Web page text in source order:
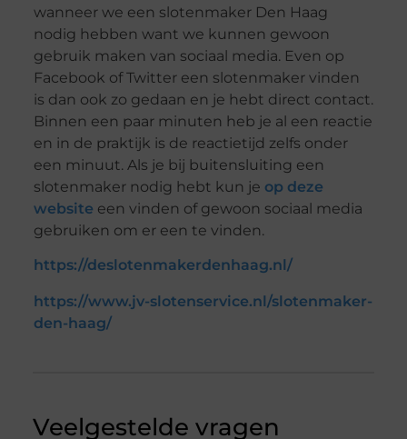
wanneer we een slotenmaker Den Haag
nodig hebben want we kunnen gewoon
gebruik maken van sociaal media. Even op
Facebook of Twitter een slotenmaker vinden
is dan ook zo gedaan en je hebt direct contact.
Binnen een paar minuten heb je al een reactie
en in de praktijk is de reactietijd zelfs onder
een minuut. Als je bij buitensluiting een
slotenmaker nodig hebt kun je op deze
website een vinden of gewoon sociaal media
gebruiken om er een te vinden.
https://deslotenmakerdenhaag.nl/
https://www.jv-slotenservice.nl/slotenmaker-
den-haag/
Veelgestelde vragen